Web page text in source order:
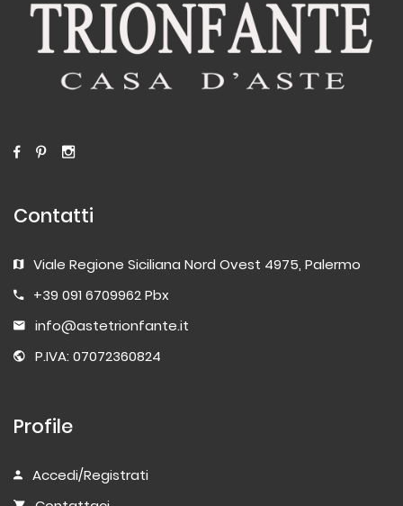
Contatti
Viale Regione Siciliana Nord Ovest 4975, Palermo
+39 091 6709962 Pbx
info@astetrionfante.it
P.IVA: 07072360824
Profile
Accedi/Registrati